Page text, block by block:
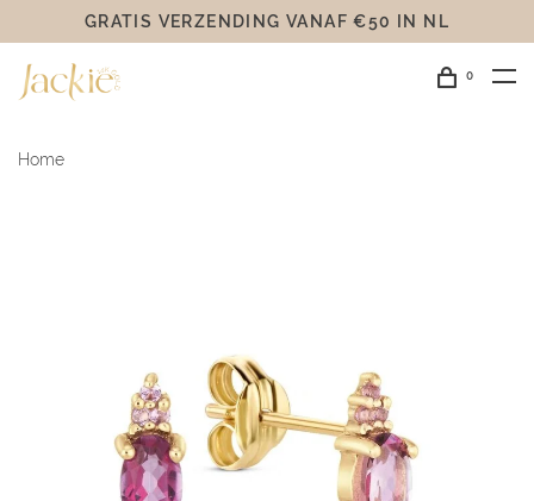
GRATIS VERZENDING VANAF €50 IN NL
0
Home